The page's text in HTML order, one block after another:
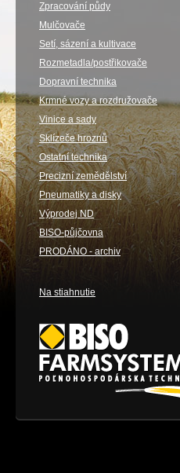
Zpracování půdy
Mulčovače
Setí, sázení a kultivace
Rozmetadla/postřikovače
Dopravní technika
Krmné vozy a rozdružovače
Vinice a sady
Sklízeče hroznů
Ostatní technika
Precizní zemědělství
Pneumatiky a disky
Výprodej ND
BISO-půjčovna
PRODÁNO - archiv
Na stiahnutie